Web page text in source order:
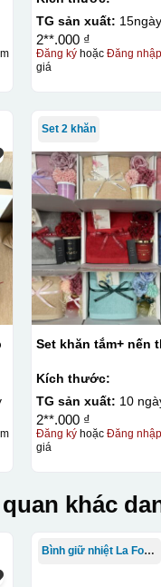
TG sản xuất:
2**.000 ₫
Đăng ký hoặcĐăng nhập
giá
Set 2 khăn
Set khăn tắm+ nến
Kích thước:
TG sản xuất: 10
2**.000 ₫
Đăng ký hoặcĐăng nhập
giá
khác
Bình giữ nhiệt La Fonte